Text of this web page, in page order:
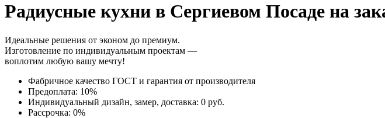
Радиусные кухни в Сергиевом Посаде на
Идеальные решения от эконом до премиум.
Изготовление по индивидуальным проектам —
воплотим любую вашу мечту!
Фабричное качество ГОСТ и гарантия от производителя
Предоплата: 10%
Индивидуальный дизайн, замер, доставка: 0 руб.
Рассрочка: 0%